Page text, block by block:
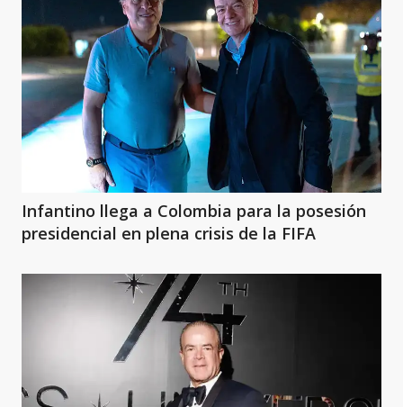
Infantino llega a Colombia para la posesión
presidencial en plena crisis de la FIFA